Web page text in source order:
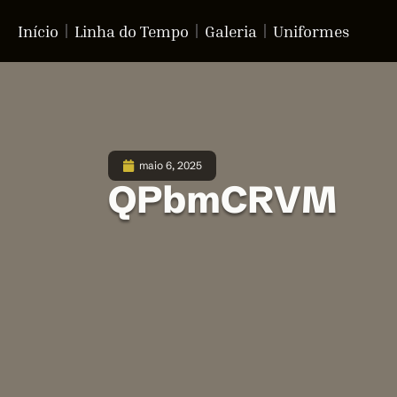
Início Linha do Tempo Galeria Uniformes
maio 6, 2025
QPbmCRVM